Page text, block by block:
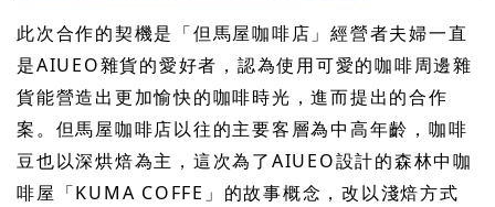
此次合作的契機是「但馬屋咖啡店」經營者夫婦一直
是AIUEO雜貨的愛好者，認為使用可愛的咖啡周邊雜
貨能營造出更加愉快的咖啡時光，進而提出的合作
案。但馬屋咖啡店以往的主要客層為中高年齡，咖啡
豆也以深烘焙為主，這次為了AIUEO設計的森林中咖
啡屋「KUMA COFFE」的故事概念，改以淺焙方式